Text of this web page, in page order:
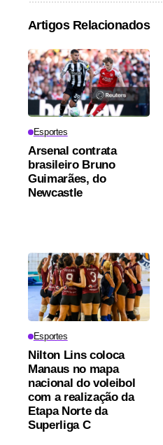
Artigos Relacionados
Esportes
Arsenal contrata
brasileiro Bruno
Guimarães, do
Newcastle
Esportes
Nilton Lins coloca
Manaus no mapa
nacional do voleibol
com a realização da
Etapa Norte da
Superliga C